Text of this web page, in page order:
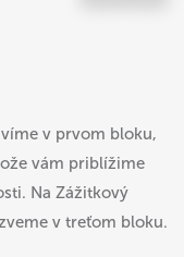
v prvom bloku,
vám priblížime
Na Zážitkový
v treťom bloku.